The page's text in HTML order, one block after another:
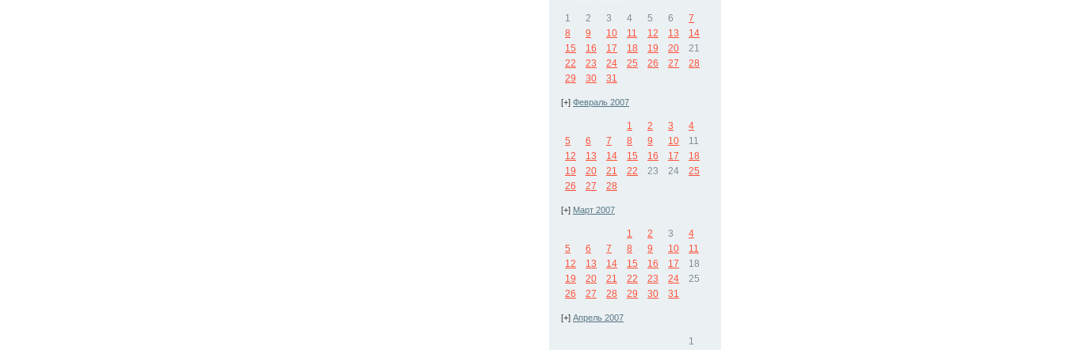
1 2 3 4 5 6
7
8
9 10 11 12 13
14
15
16 17 18 19 20
21
22
23 24 25 26 27
28
29
30 31
[+] Февраль 2007
1 2 3
4
5
6 7 8 9 10
11
12
13 14 15 16 17
18
19
20 21 22 23 24
25
26
27 28
[+] Март 2007
1 2 3
4
5
6 7 8 9 10
11
12
13 14 15 16 17
18
19
20 21 22 23 24
25
26
27 28 29 30 31
[+] Апрель 2007
1